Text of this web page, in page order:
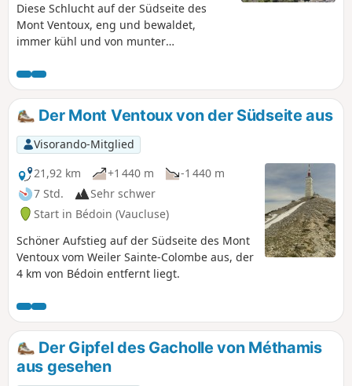
Diese Schlucht auf der Südseite des
Mont Ventoux, eng und bewaldet,
immer kühl und von munter
mündet in ein weites Panorama.
Der Mont Ventoux von der Südseite aus
Visorando-Mitglied
21,92 km
+1 440 m
-1 440 m
7 Std.
Sehr schwer
Start in Bédoin (Vaucluse)
Schöner Aufstieg auf der Südseite des Mont
Ventoux vom Weiler Sainte-Colombe aus, der
4 km von Bédoin entfernt liegt.
Der Gipfel des Gacholle von Méthamis
aus gesehen